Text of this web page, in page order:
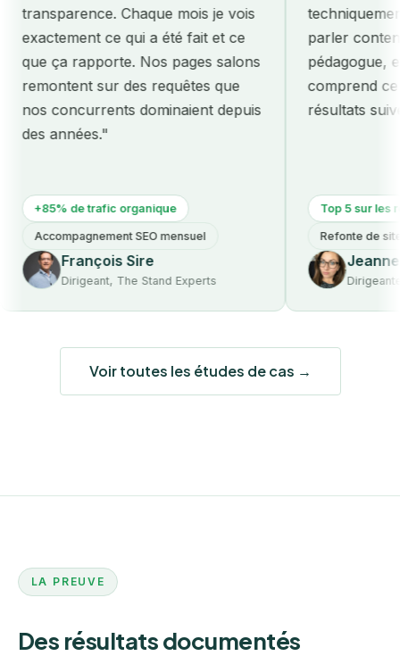
Chaque mois je vois
ce qui a été fait et ce
ça rapporte. Nos pages salons
sur des requêtes que
concurrents dominaient depuis
années."
de trafic organique
SEO mensuel
François Sire
Dirigeant, The Stand Experts
techniquement
parler contenu.
pédagogue, et
comprend ce
résultats suivent."
Top 5 sur les
Refonte de site web
Jeanne
Dirigeante,
Voir toutes les études de cas →
LA PREUVE
Des résultats documentés